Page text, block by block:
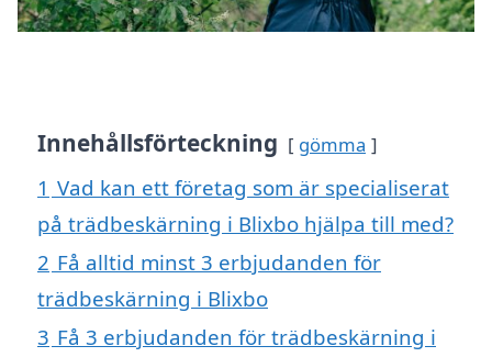
Innehållsförteckning gömma
1 Vad kan ett företag som är specialiserat
på trädbeskärning i Blixbo hjälpa till med?
2 Få alltid minst 3 erbjudanden för
trädbeskärning i Blixbo
3 Få 3 erbjudanden för trädbeskärning i